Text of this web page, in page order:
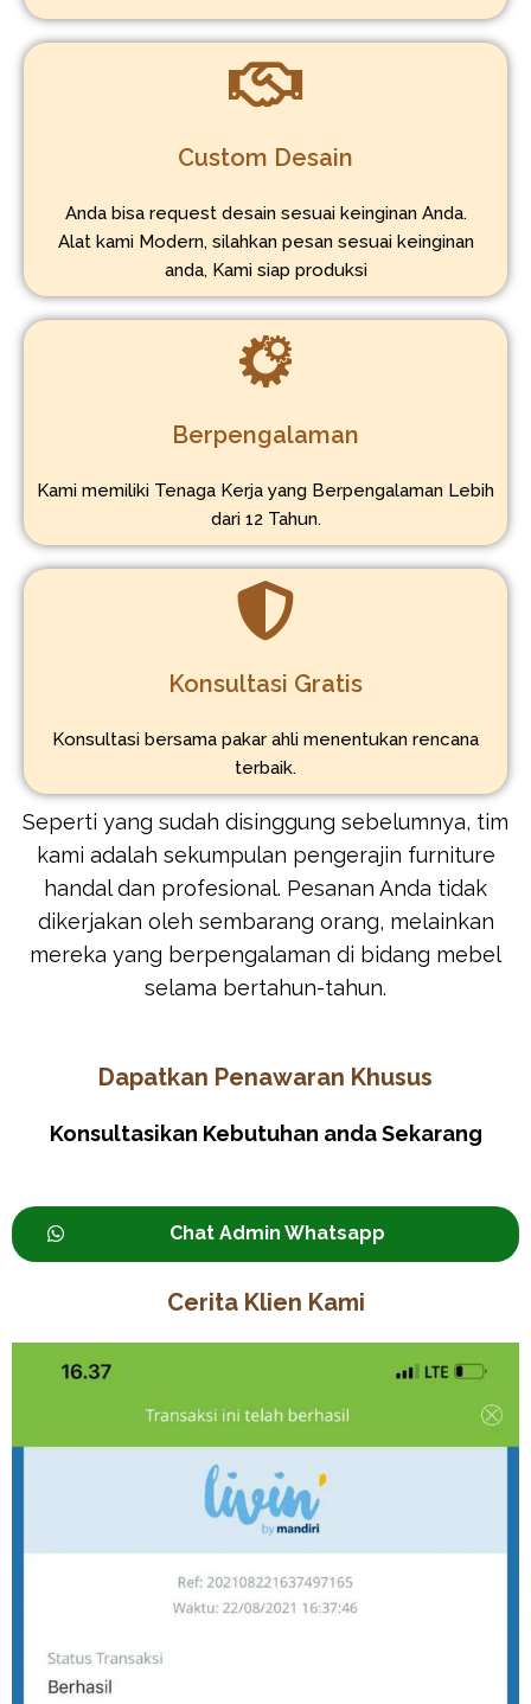
Custom Desain
Anda bisa request desain sesuai keinginan Anda.
Alat kami Modern, silahkan pesan sesuai keinginan
anda, Kami siap produksi
Berpengalaman
Kami memiliki Tenaga Kerja yang Berpengalaman Lebih
dari 12 Tahun.
Konsultasi Gratis
Konsultasi bersama pakar ahli menentukan rencana
terbaik.
Seperti yang sudah disinggung sebelumnya, tim
kami adalah sekumpulan pengerajin furniture
handal dan profesional. Pesanan Anda tidak
dikerjakan oleh sembarang orang, melainkan
mereka yang berpengalaman di bidang mebel
selama bertahun-tahun.
Dapatkan Penawaran Khusus
Konsultasikan Kebutuhan anda Sekarang
Chat Admin Whatsapp
Cerita Klien Kami